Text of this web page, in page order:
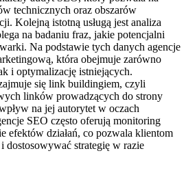
technicznych oraz obszarów
Kolejną istotną usługą jest analiza
na badaniu fraz, jakie potencjalni
Na podstawie tych danych agencje
która obejmuje zarówno
i optymalizację istniejących.
się link buildingiem, czyli
linków prowadzących do strony
na jej autorytet w oczach
SEO często oferują monitoring
efektów działań, co pozwala klientom
dostosowywać strategię w razie